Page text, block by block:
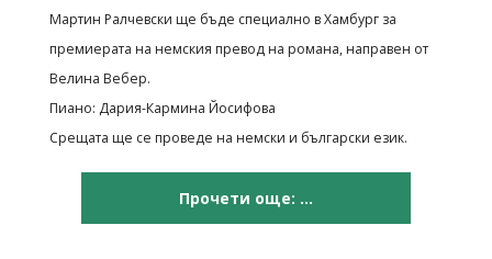
Мартин Ралчевски ще бъде специално в Хамбург за
премиерата на немския превод на романа, направен от
Велина Вебер.
Пиано: Дария-Кармина Йосифова
Срещата ще се проведе на немски и български език.
Прочети още: ...